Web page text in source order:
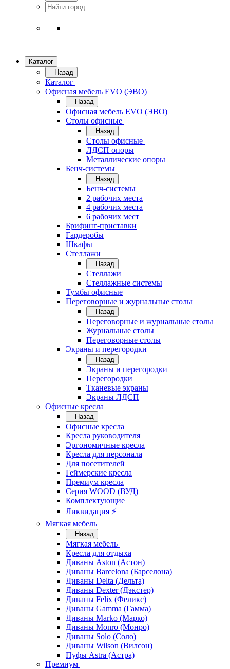
Каталог
Назад
Каталог
Офисная мебель EVO (ЭВО)
Назад
Офисная мебель EVO (ЭВО)
Cтолы офисные
Назад
Cтолы офисные
ЛДСП опоры
Металлические опоры
Бенч-системы
Назад
Бенч-системы
2 рабочих места
4 рабочих места
6 рабочих мест
Брифинг-приставки
Гардеробы
Шкафы
Стеллажи
Назад
Стеллажи
Стеллажные системы
Тумбы офисные
Переговорные и журнальные столы
Назад
Переговорные и журнальные столы
Журнальные столы
Переговорные столы
Экраны и перегородки
Назад
Экраны и перегородки
Перегородки
Тканевые экраны
Экраны ЛДСП
Офисные кресла
Назад
Офисные кресла
Кресла руководителя
Эргономичные кресла
Кресла для персонала
Для посетителей
Геймерские кресла
Премиум кресла
Серия WOOD (ВУД)
Комплектующие
Ликвидация ⚡
Мягкая мебель
Назад
Мягкая мебель
Кресла для отдыха
Диваны Aston (Астон)
Диваны Barcelona (Барселона)
Диваны Delta (Дельта)
Диваны Dexter (Дэкстер)
Диваны Felix (Феликс)
Диваны Gamma (Гамма)
Диваны Marko (Марко)
Диваны Monro (Монро)
Диваны Solo (Соло)
Диваны Wilson (Вилсон)
Пуфы Astra (Астра)
Премиум